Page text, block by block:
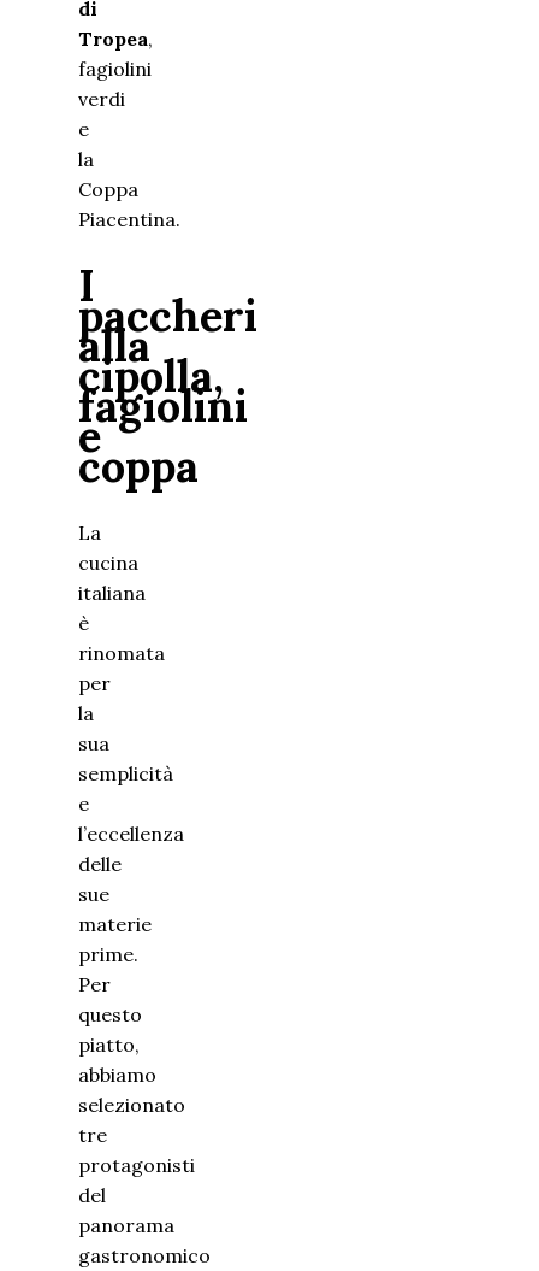
di
Tropea,
fagiolini
verdi
e
la
Coppa
Piacentina.
I
paccheri
alla
cipolla,
fagiolini
e
coppa
La
cucina
italiana
è
rinomata
per
la
sua
semplicità
e
l’eccellenza
delle
sue
materie
prime.
Per
questo
piatto,
abbiamo
selezionato
tre
protagonisti
del
panorama
gastronomico